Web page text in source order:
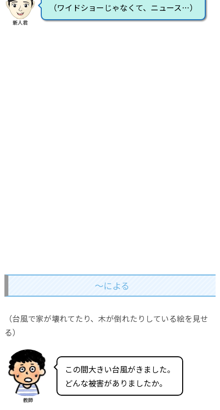
新人君
（ワイドショーじゃなくて、ニュース…）
～による
（台風で家が壊れてたり、木が倒れたりしている絵を見せ
る）
教師
この間大きい台風がきました。
どんな被害がありましたか。